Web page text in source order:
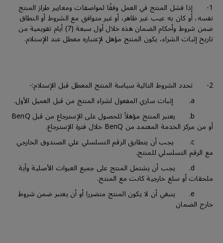
1- إذا فشل المنتج في العمل وفقًا لمواصفات ومعايير طراز المنتج
نفسه، أو كان به عيب غير ظاهر، أو غير متوافق مع الشروط أو النطاق
ضمن شروط وأحكام الضمان هذه خلال أول سبعة (7) أيام تقويمية من
تاريخ إثبات الشراء، يكون المنتج مؤهل لإعتباره معطل عند الإستلام.
2- تحدد الشروط التالية سياسة المنتج المعطل قبل الإستلام:-
b. يعتبر المنتج مؤهلاً للحصول على الإسترجاع من قبل BenQ
أو من مركز الخدمة المعتمد من BenQ خلال فترة الإسترجاع.
c. يجب أن يتطابق الرقم التسلسلي علي الصندوق الخارجي
مع الرقم التسلسلي للمنتج.
d. يجب أن يشتمل المنتج على جميع العبوات الأصلية وأية
ملحقات أو سلع خارجية كانت مع المنتج.
e. ينبغي أن لا يكون المنتج متضررا أو أن يعتبر ضمن شروط
خارج الضمان